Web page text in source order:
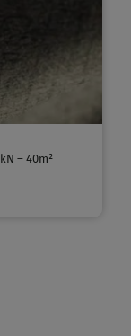
– 40m²